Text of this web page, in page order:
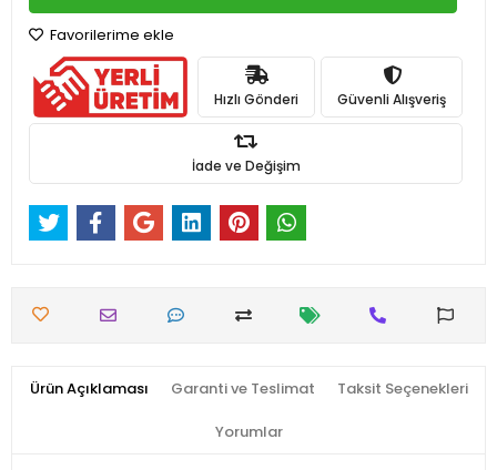
Favorilerime ekle
Hızlı Gönderi Güvenli Alışveriş
İade ve Değişim
Ürün Açıklaması Garanti ve Teslimat Taksit Seçenekleri
Yorumlar